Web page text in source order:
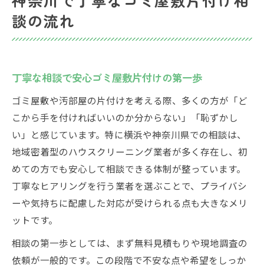
性
女性に安心な丁寧対応業者の見極め方
特殊清掃の薬剤や安全面を徹底解説
薬剤の種類ごとに異なる安全対策とは
ゴミ屋敷清掃で重要な丁寧さと安全性
片付け費用の相場と負担を減らす工夫を探る
ゴミ屋敷片付け費用の相場と節約術
特殊清掃の薬剤コストと安全性比較
丁寧な業者選びで費用負担を軽減する方法
片付け費用を抑える工夫と相談ポイント
薬剤の種類や作業内容から学ぶゴミ屋敷清掃
特殊清掃で使われる薬剤の種類と特徴
談の流れ
丁寧な相談で安心ゴミ屋敷片付けの第一歩
ゴミ屋敷や汚部屋の片付けを考える際、多くの方が「ど
こから手を付ければいいのか分からない」「恥ずかし
い」と感じています。特に横浜や神奈川県での相談は、
地域密着型のハウスクリーニング業者が多く存在し、初
めての方でも安心して相談できる体制が整っています。
丁寧なヒアリングを行う業者を選ぶことで、プライバシ
ーや気持ちに配慮した対応が受けられる点も大きなメリ
ットです。
相談の第一歩としては、まず無料見積もりや現地調査の
依頼が一般的です。この段階で不安な点や希望をしっか